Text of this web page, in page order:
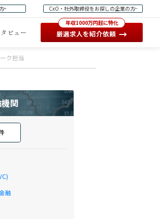
CxO・社外取締役をお探しの企業の方
ビュー
年収1000万円超に特化
厳選求人を紹介依頼 →
ク担当
関
融